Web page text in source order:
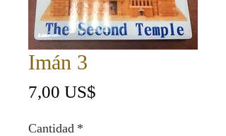
Imán 3
7,00 US$
Cantidad *